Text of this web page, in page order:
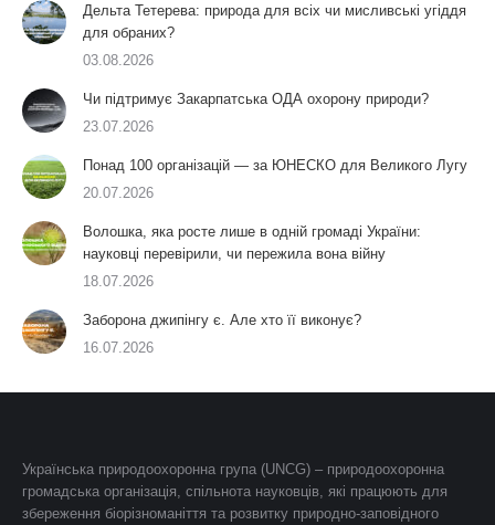
Дельта Тетерева: природа для всіх чи мисливські угіддя
для обраних?
03.08.2026
Чи підтримує Закарпатська ОДА охорону природи?
23.07.2026
Понад 100 організацій — за ЮНЕСКО для Великого Лугу
20.07.2026
Волошка, яка росте лише в одній громаді України:
науковці перевірили, чи пережила вона війну
18.07.2026
Заборона джипінгу є. Але хто її виконує?
16.07.2026
Українська природоохоронна група (UNCG) – природоохоронна
громадська організація, спільнота науковців, які працюють для
збереження біорізноманіття та розвитку природно-заповідного